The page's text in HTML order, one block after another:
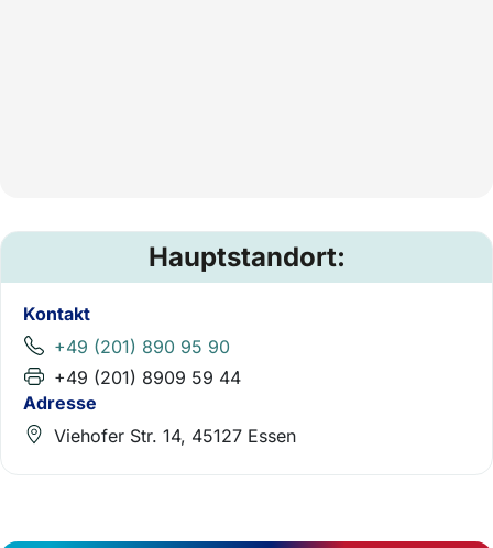
Hauptstandort:
Kontakt
+49 (201) 890 95 90
+49 (201) 8909 59 44
Adresse
Viehofer Str. 14, 45127 Essen